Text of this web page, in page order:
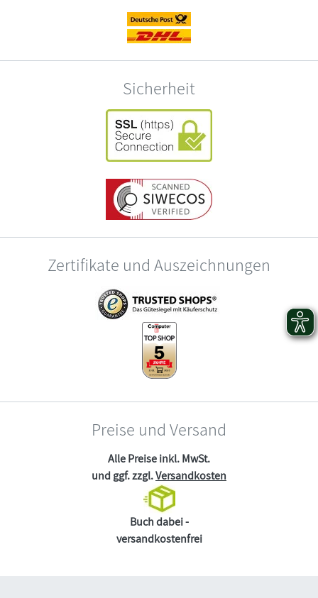
Sicherheit
Zertifikate und Auszeichnungen
Preise und Versand
Alle Preise inkl. MwSt.
und ggf. zzgl.Versandkosten
Buch dabei -
versandkostenfrei